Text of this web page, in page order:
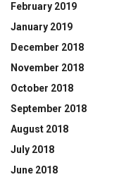
February 2019
January 2019
December 2018
November 2018
October 2018
September 2018
August 2018
July 2018
June 2018